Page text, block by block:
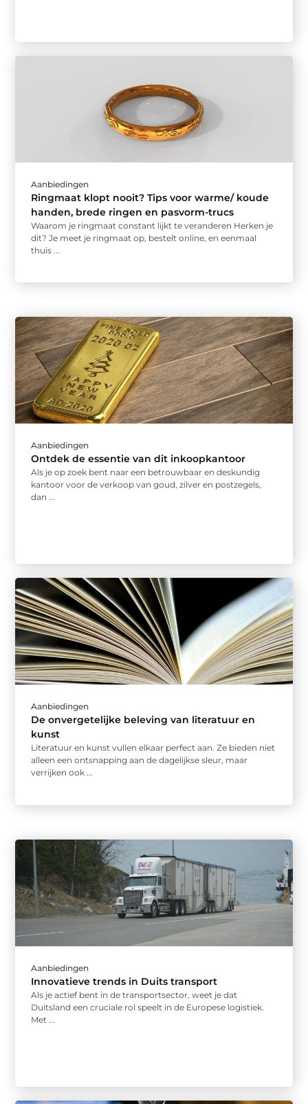
Aanbiedingen
Ringmaat klopt nooit? Tips voor warme/ koude
handen, brede ringen en pasvorm-trucs
Waarom je ringmaat constant lijkt te veranderen Herken je
dit? Je meet je ringmaat op, bestelt online, en eenmaal
thuis ...
Aanbiedingen
Ontdek de essentie van dit inkoopkantoor
Als je op zoek bent naar een betrouwbaar en deskundig
kantoor voor de verkoop van goud, zilver en postzegels,
dan ...
Aanbiedingen
De onvergetelijke beleving van literatuur en
kunst
Literatuur en kunst vullen elkaar perfect aan. Ze bieden niet
alleen een ontsnapping aan de dagelijkse sleur, maar
verrijken ook ...
Aanbiedingen
Innovatieve trends in Duits transport
Als je actief bent in de transportsector, weet je dat
Duitsland een cruciale rol speelt in de Europese logistiek.
Met ...